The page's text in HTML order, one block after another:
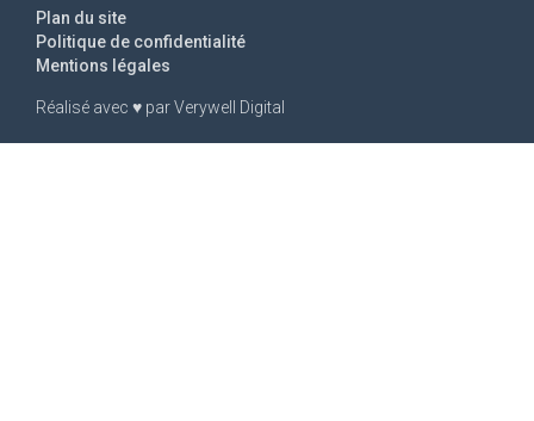
Réalisé avec ♥ parVerywell Digital
Mentions légales
Politique de confidentialité
Plan du site